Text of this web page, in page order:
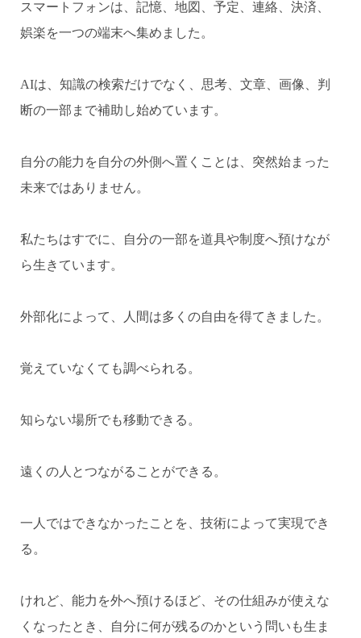
スマートフォンは、記憶、地図、予定、連絡、決済、
娯楽を一つの端末へ集めました。
AIは、知識の検索だけでなく、思考、文章、画像、判
断の一部まで補助し始めています。
自分の能力を自分の外側へ置くことは、突然始まった
未来ではありません。
私たちはすでに、自分の一部を道具や制度へ預けなが
ら生きています。
外部化によって、人間は多くの自由を得てきました。
覚えていなくても調べられる。
知らない場所でも移動できる。
遠くの人とつながることができる。
一人ではできなかったことを、技術によって実現でき
る。
けれど、能力を外へ預けるほど、その仕組みが使えな
くなったとき、自分に何が残るのかという問いも生ま